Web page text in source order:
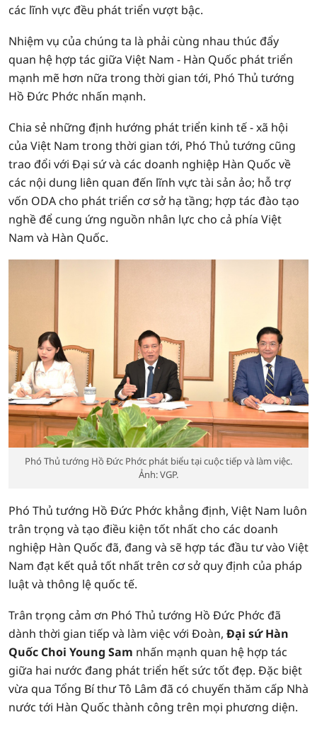
các lĩnh vực đều phát triển vượt bậc.
Nhiệm vụ của chúng ta là phải cùng nhau thúc đẩy
quan hệ hợp tác giữa Việt Nam - Hàn Quốc phát triển
mạnh mẽ hơn nữa trong thời gian tới, Phó Thủ tướng
Hồ Đức Phớc nhấn mạnh.
Chia sẻ những định hướng phát triển kinh tế - xã hội
của Việt Nam trong thời gian tới, Phó Thủ tướng cũng
trao đổi với Đại sứ và các doanh nghiệp Hàn Quốc về
các nội dung liên quan đến lĩnh vực tài sản ảo; hỗ trợ
vốn ODA cho phát triển cơ sở hạ tầng; hợp tác đào tạo
nghề để cung ứng nguồn nhân lực cho cả phía Việt
Nam và Hàn Quốc.
Phó Thủ tướng Hồ Đức Phớc phát biểu tại cuộc tiếp và làm việc.
Ảnh: VGP.
Phó Thủ tướng Hồ Đức Phớc khẳng định, Việt Nam luôn
trân trọng và tạo điều kiện tốt nhất cho các doanh
nghiệp Hàn Quốc đã, đang và sẽ hợp tác đầu tư vào Việt
Nam đạt kết quả tốt nhất trên cơ sở quy định của pháp
luật và thông lệ quốc tế.
Trân trọng cảm ơn Phó Thủ tướng Hồ Đức Phớc đã
dành thời gian tiếp và làm việc với Đoàn, Đại sứ Hàn
Quốc Choi Young Sam nhấn mạnh quan hệ hợp tác
giữa hai nước đang phát triển hết sức tốt đẹp. Đặc biệt
vừa qua Tổng Bí thư Tô Lâm đã có chuyến thăm cấp Nhà
nước tới Hàn Quốc thành công trên mọi phương diện.